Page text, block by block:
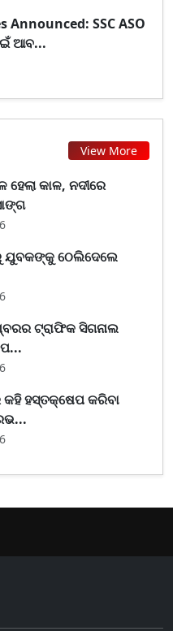
Announced: SSC ASO
ଆବ...
View More
ହେଲା କାଳ, ନଦୀରେ
ଯୁବକଙ୍କୁ ଠେଲିଦେଲେ
ଟ୍ରାଫିକ ସିଗନାଲ
କହି ହସ୍ତକ୍ଷେପ କରିବା